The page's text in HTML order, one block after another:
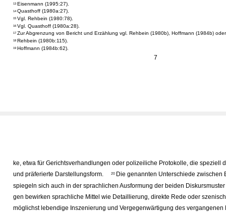
7
13 Eisenmann (1995:27).
14 Quasthoff (1980a:27).
15 Vgl. Rehbein (1980:78).
16 Vgl. Quasthoff (1980a:28).
17 Zur Abgrenzung von Bericht und Erzählung vgl. Rehbein (1980b), Hoffmann (1984b)
18 Rehbein (1980b:115).
19 Hoffmann (1984b:62).
ke, etwa für Gerichtsverhandlungen oder polizeiliche Protokolle, die speziell
und präferierte Darstellungsform.
20 Die genannten Unterschiede zwischen
spiegeln sich auch in der sprachlichen Ausformung der beiden
gen bewirken sprachliche Mittel wie Detaillierung, direkte Rede oder
möglichst lebendige Inszenierung und Vergegenwärtigung des vergangenen